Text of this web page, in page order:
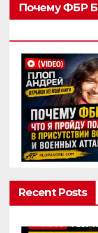
Почему ФБР
Recent Posts